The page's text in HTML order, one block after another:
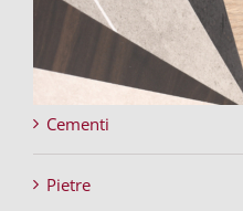
Cementi
Pietre